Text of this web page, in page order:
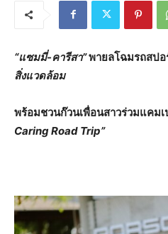
“แซมมี่-คารีสา”พายลโฉมรถสปอ
สิ่งแวดล้อม
พร้อมชวนก๊วนเพื่อนสาวร่วมแคม
Caring Road Trip”